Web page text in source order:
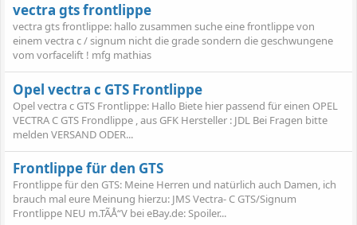
vectra gts frontlippe
vectra gts frontlippe: hallo zusammen suche eine frontlippe von
einem vectra c / signum nicht die grade sondern die geschwungene
vom vorfacelift ! mfg mathias
Opel vectra c GTS Frontlippe
Opel vectra c GTS Frontlippe: Hallo Biete hier passend für einen OPEL
VECTRA C GTS Frondlippe , aus GFK Hersteller : JDL Bei Fragen bitte
melden VERSAND ODER...
Frontlippe für den GTS
Frontlippe für den GTS: Meine Herren und natürlich auch Damen, ich
brauch mal eure Meinung hierzu: JMS Vectra- C GTS/Signum
Frontlippe NEU m.TÃÅ“V bei eBay.de: Spoiler...